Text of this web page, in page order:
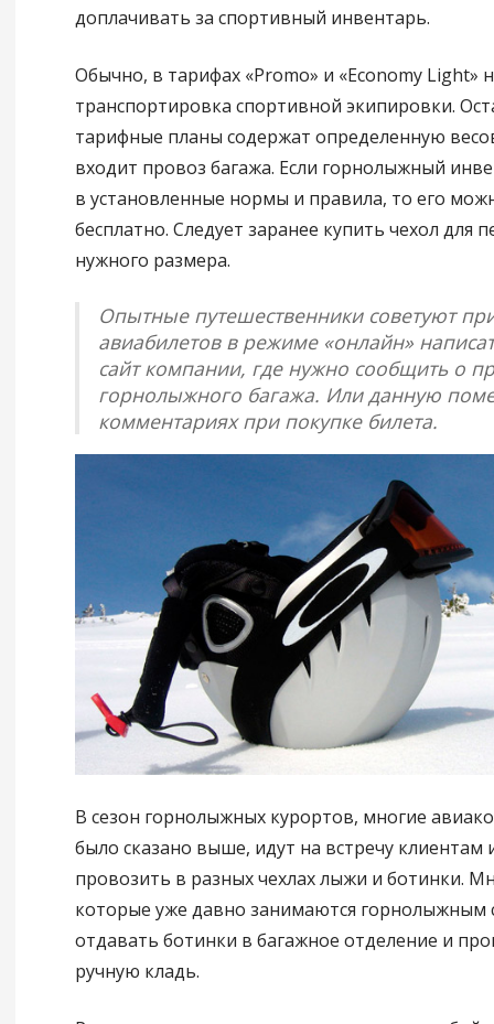
доплачивать за спортивный инвентарь.
Обычно, в тарифах «Promo» и «Economy Light»
транспортировка спортивной экипировки.
тарифные планы содержат определенную
входит провоз багажа. Если горнолыжный
в установленные нормы и правила, то его
бесплатно. Следует заранее купить чехол для
нужного размера.
Опытные путешественники советуют
авиабилетов в режиме «онлайн»
сайт компании, где нужно сообщить о
горнолыжного багажа. Или данную
комментариях при покупке билета.
В сезон горнолыжных курортов, многие
было сказано выше, идут на встречу клиентам
провозить в разных чехлах лыжи и ботинки.
которые уже давно занимаются горнолыжным
отдавать ботинки в багажное отделение и
ручную кладь.